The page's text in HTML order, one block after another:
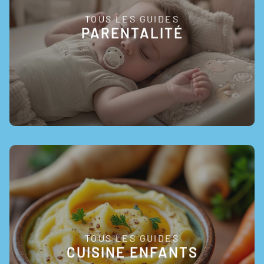
TOUS LES GUIDES
PARENTALITÉ
EN SAVOIR +
TOUS LES GUIDES
CUISINE ENFANTS
EN SAVOIR +